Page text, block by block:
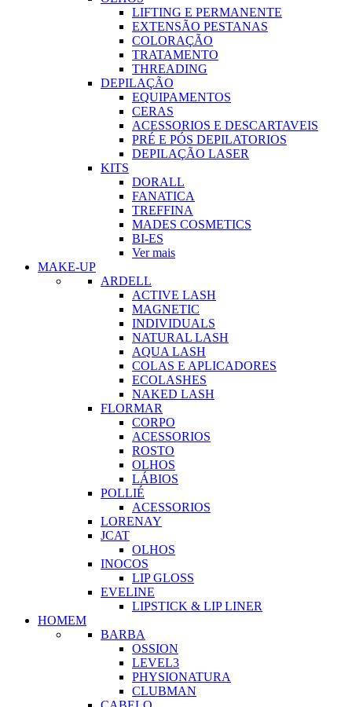
LIFTING E PERMANENTE
EXTENSÃO PESTANAS
COLORAÇÃO
TRATAMENTO
THREADING
DEPILAÇÃO
EQUIPAMENTOS
CERAS
ACESSORIOS E DESCARTAVEIS
PRÉ E PÓS DEPILATORIOS
DEPILAÇÃO LASER
KITS
DORALL
FANATICA
TREFFINA
MADES COSMETICS
BI-ES
Ver mais
MAKE-UP
ARDELL
ACTIVE LASH
MAGNETIC
INDIVIDUALS
NATURAL LASH
AQUA LASH
COLAS E APLICADORES
ECOLASHES
NAKED LASH
FLORMAR
CORPO
ACESSORIOS
ROSTO
OLHOS
LÁBIOS
POLLIÉ
ACESSORIOS
LORENAY
JCAT
OLHOS
INOCOS
LIP GLOSS
EVELINE
LIPSTICK & LIP LINER
HOMEM
BARBA
OSSION
LEVEL3
PHYSIONATURA
CLUBMAN